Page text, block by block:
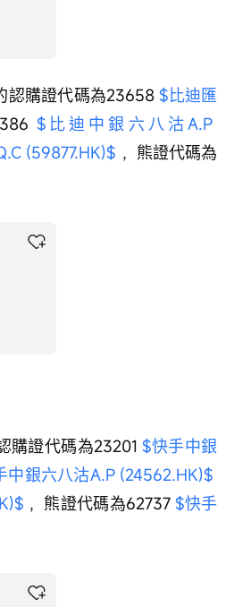
認購證代碼為23658 $比迪匯
$比迪中銀六八沽A.P
(59877.HK)$ ，熊證代碼為
購證代碼為23201 $快手中銀
中銀六八沽A.P (24562.HK)$
，熊證代碼為62737 $快手